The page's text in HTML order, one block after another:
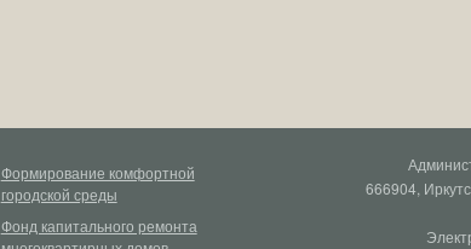
Формирование комфортной
городской среды
Фонд капитального ремонта
666904,